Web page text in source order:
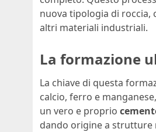
nuova tipologia di
altri materiali industriali.
La formazione
La chiave di questa
calcio, ferro e
un vero e proprio
dando origine a strutture